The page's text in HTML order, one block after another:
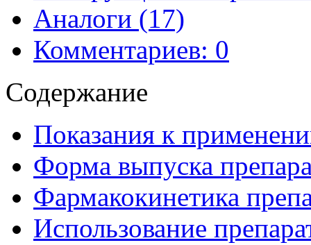
Аналоги (17)
Комментариев: 0
Содержание
Показания к
Форма выпуска
Фармакокинетика
Использование